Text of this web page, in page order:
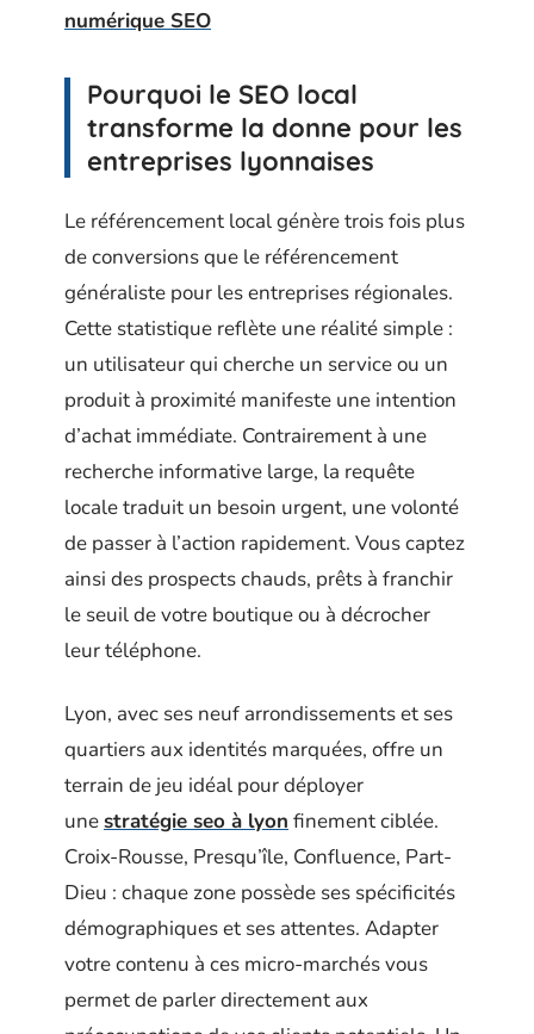
numérique SEO
Pourquoi le SEO local
transforme la donne pour les
entreprises lyonnaises
Le référencement local génère trois fois plus
de conversions que le référencement
généraliste pour les entreprises régionales.
Cette statistique reflète une réalité simple :
un utilisateur qui cherche un service ou un
produit à proximité manifeste une intention
d’achat immédiate. Contrairement à une
recherche informative large, la requête
locale traduit un besoin urgent, une volonté
de passer à l’action rapidement. Vous captez
ainsi des prospects chauds, prêts à franchir
le seuil de votre boutique ou à décrocher
leur téléphone.
Lyon, avec ses neuf arrondissements et ses
quartiers aux identités marquées, offre un
terrain de jeu idéal pour déployer
unestratégie seo à lyon finement ciblée.
Croix-Rousse, Presqu’île, Confluence, Part-
Dieu : chaque zone possède ses spécificités
démographiques et ses attentes. Adapter
votre contenu à ces micro-marchés vous
permet de parler directement aux